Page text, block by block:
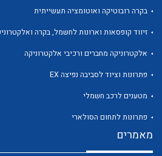
לכל מוצרי היצרן
בקרה רובוטיקה ואוטומציה תעשייתית
זיווד קופסאות וארונות לחשמל, בקרה
אלקטרוניקה מחברים ורכיבי אלקטרוניקה
פתרונות וציוד לסביבה נפיצה EX
מטענים לרכב חשמלי
פתרונות לתחום הסולארי
מאמרים